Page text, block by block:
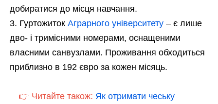
добиратися до місця навчання.
Гуртожиток Аграрного університету – є лише
дво- і тримісними номерами, оснащеними
власними санвузлами. Проживання обходиться
приблизно в 192 євро за кожен місяць.
👉 Читайте також: Як отримати чеську